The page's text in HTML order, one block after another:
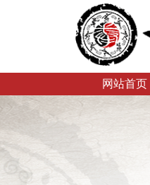
网站首页